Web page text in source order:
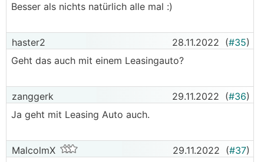
Besser als nichts natürlich alle mal :)
haster2 28.11.2022 (#35)
Geht das auch mit einem Leasingauto?
zanggerk 29.11.2022 (#36)
Ja geht mit Leasing Auto auch.
MalcolmX 29.11.2022 (#37)